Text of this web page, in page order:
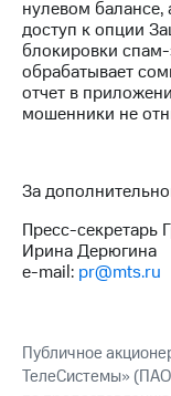
На главную
нулевом
доступ к опции
блокировки
обрабатывает
отчет в
мошенники не
За
Пресс-секретарь
Ирина Дерюгина
e-mail: pr@mts.ru
Публичное
ТелеСистемы»